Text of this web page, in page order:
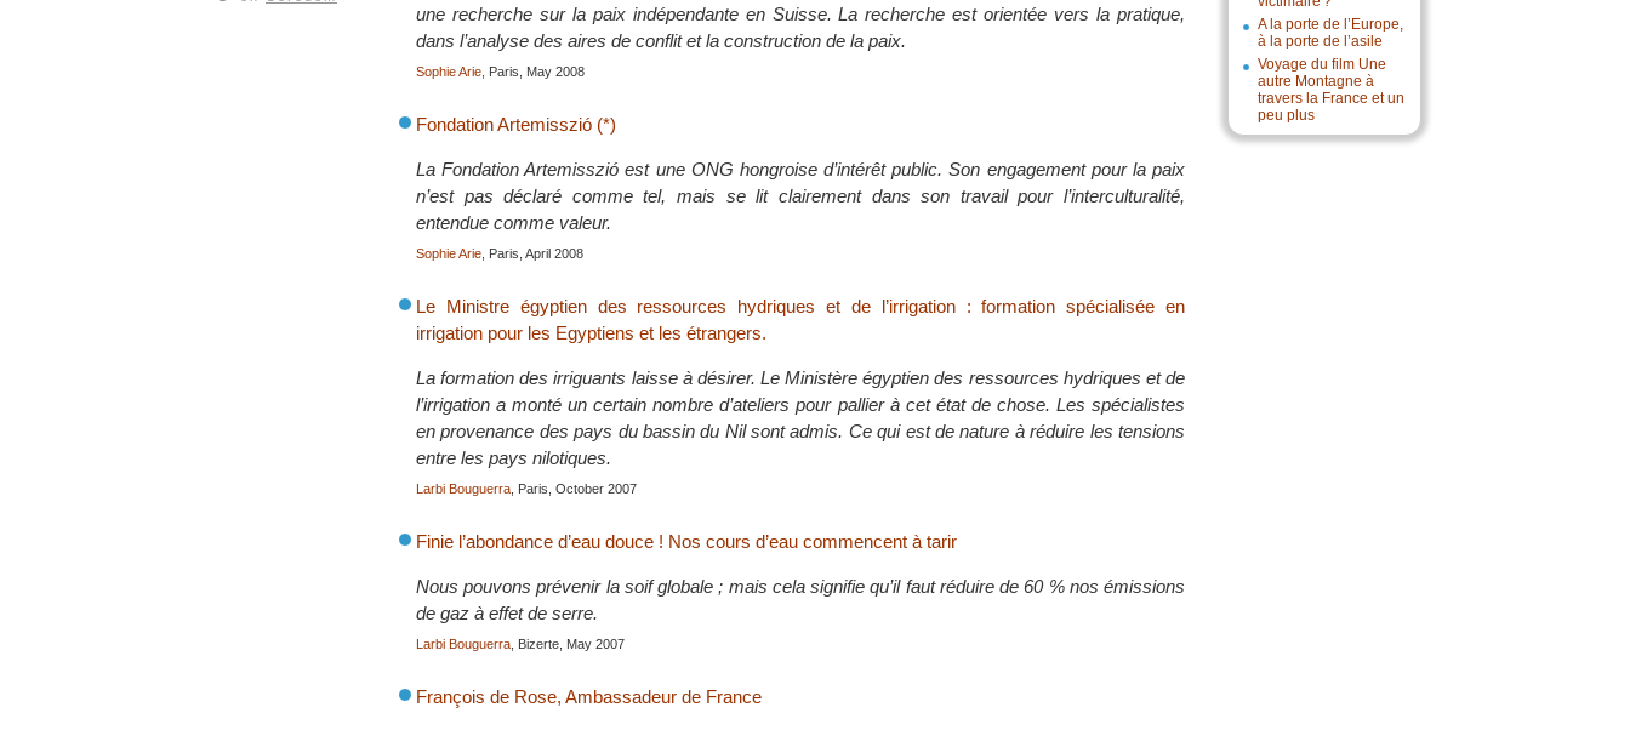
A la porte de l’Europe,
à la porte de l’asile
Voyage du film Une
autre Montagne à
travers la France et un
peu plus
une recherche sur la paix indépendante en Suisse. La recherche est orientée vers la pratique,
dans l’analyse des aires de conflit et la construction de la paix.
Sophie Arie , Paris, May 2008
Fondation Artemisszió (*)
La Fondation Artemisszió est une ONG hongroise d’intérêt public. Son engagement pour la paix
n’est pas déclaré comme tel, mais se lit clairement dans son travail pour l’interculturalité,
entendue comme valeur.
Sophie Arie , Paris, April 2008
Le Ministre égyptien des ressources hydriques et de l’irrigation : formation spécialisée en
irrigation pour les Egyptiens et les étrangers.
La formation des irriguants laisse à désirer. Le Ministère égyptien des ressources hydriques et de
l’irrigation a monté un certain nombre d’ateliers pour pallier à cet état de chose. Les spécialistes
en provenance des pays du bassin du Nil sont admis. Ce qui est de nature à réduire les tensions
entre les pays nilotiques.
Larbi Bouguerra , Paris, October 2007
Finie l’abondance d’eau douce ! Nos cours d’eau commencent à tarir
Nous pouvons prévenir la soif globale ; mais cela signifie qu’il faut réduire de 60 % nos émissions
de gaz à effet de serre.
Larbi Bouguerra , Bizerte, May 2007
François de Rose, Ambassadeur de France